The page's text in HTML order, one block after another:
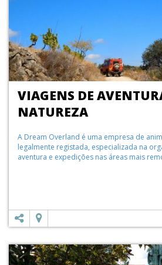
VIAGENS DE
NATUREZA
A Dream Overland é uma empresa de
legalmente registada, especializada na
aventura e expedições nas áreas mais